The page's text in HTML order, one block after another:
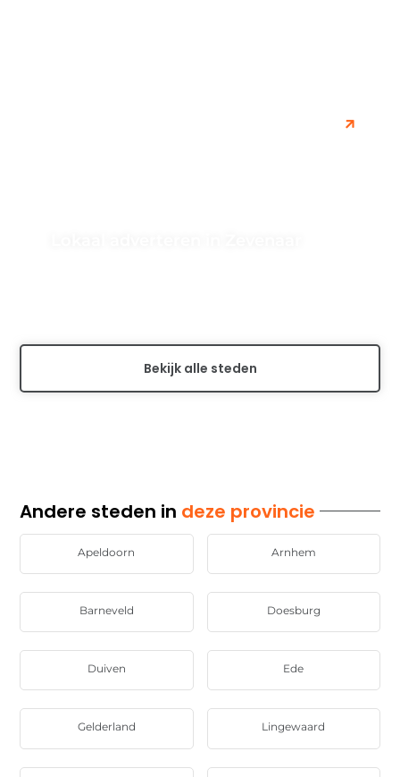
Bekijk alle steden
Andere steden in deze provincie
Apeldoorn Arnhem
Barneveld Doesburg
Duiven Ede
Gelderland Lingewaard